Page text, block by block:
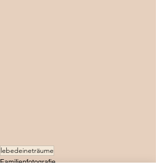
lebedeineträume
Familienfotografie